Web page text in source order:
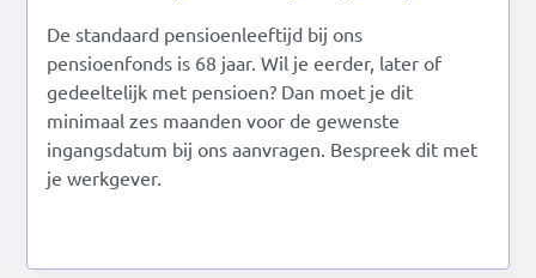
De standaard pensioenleeftijd bij ons
pensioenfonds is 68 jaar. Wil je eerder, later of
gedeeltelijk met pensioen? Dan moet je dit
minimaal zes maanden voor de gewenste
ingangsdatum bij ons aanvragen. Bespreek dit met
je werkgever.